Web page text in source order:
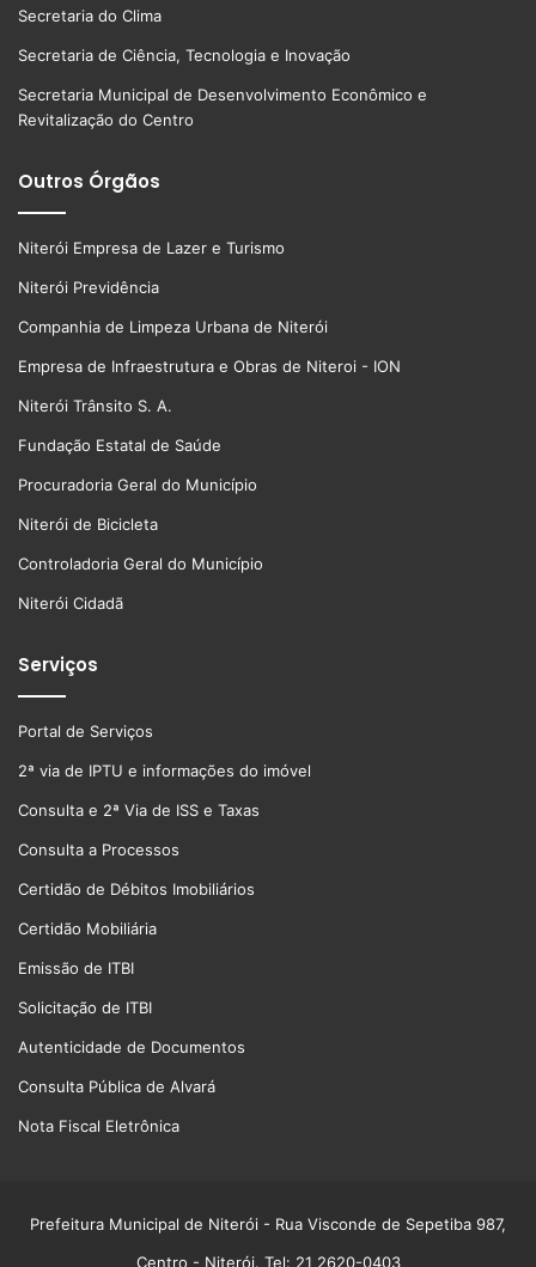
Secretaria do Clima
Secretaria de Ciência, Tecnologia e Inovação
Secretaria Municipal de Desenvolvimento Econômico e
Revitalização do Centro
Outros Órgãos
Niterói Empresa de Lazer e Turismo
Niterói Previdência
Companhia de Limpeza Urbana de Niterói
Empresa de Infraestrutura e Obras de Niteroi - ION
Niterói Trânsito S. A.
Fundação Estatal de Saúde
Procuradoria Geral do Município
Niterói de Bicicleta
Controladoria Geral do Município
Niterói Cidadã
Serviços
Portal de Serviços
2ª via de IPTU e informações do imóvel
Consulta e 2ª Via de ISS e Taxas
Consulta a Processos
Certidão de Débitos Imobiliários
Certidão Mobiliária
Emissão de ITBI
Solicitação de ITBI
Autenticidade de Documentos
Consulta Pública de Alvará
Nota Fiscal Eletrônica
Prefeitura Municipal de Niterói - Rua Visconde de Sepetiba 987,
Centro - Niterói. Tel: 21 2620-0403